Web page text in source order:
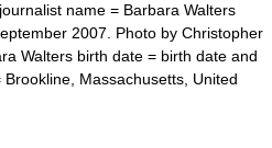
name = Barbara Walters
2007. Photo by Christopher
Walters birth date = birth date and
Massachusetts, United